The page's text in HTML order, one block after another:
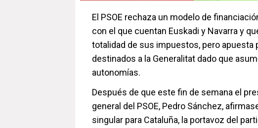
El PSOE rechaza un modelo de
con el que cuentan Euskadi y Navarra y
totalidad de sus impuestos, pero
destinados a la Generalitat dado que
autonomías.
Después de que este fin de semana el
general del PSOE, Pedro Sánchez,
singular para Cataluña, la portavoz del